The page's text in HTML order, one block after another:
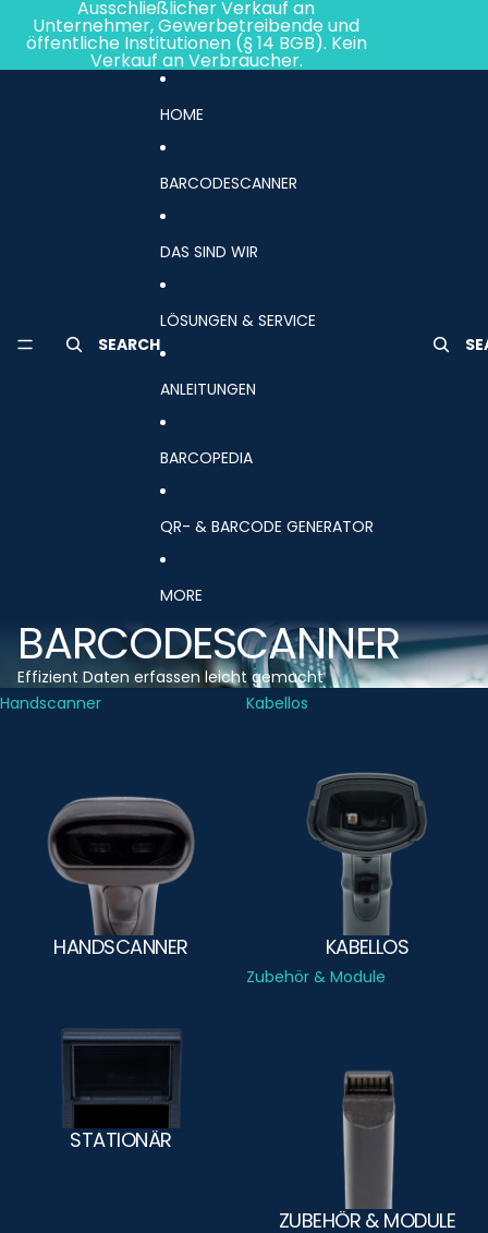
Ausschließlicher Verkauf an
Unternehmer, Gewerbetreibende und
öffentliche Institutionen (§ 14 BGB). Kein
Verkauf an Verbraucher.
SEARCH
HOME
BARCODESCANNER
DAS SIND WIR
LÖSUNGEN & SERVICE
ANLEITUNGEN
BARCOPEDIA
QR- & BARCODE GENERATOR
MORE
BARCODESCANNER
Effizient Daten erfassen leicht gemacht
Handscanner
HANDSCANNER
Kabellos
KABELLOS
STATIONÄR
Zubehör & Module
ZUBEHÖR & MODULE